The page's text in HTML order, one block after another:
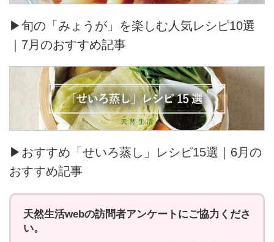
▶旬の「みょうが」を楽しむ人気レシピ10選
｜7月のおすすめ記事
▶おすすめ「せいろ蒸し」レシピ15選｜6月の
おすすめ記事